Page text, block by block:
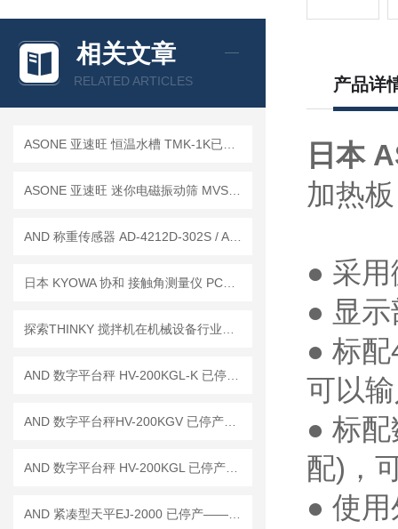
相关文章
RELATED ARTICLES 产品详
日本
加热
● 采
● 显
● 标
可以
● 标
配)，
● 使